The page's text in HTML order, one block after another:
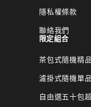
隱私權條款
聯絡我們
限定組合
茶包式隨機精
濾掛式隨機單
自由選五十包